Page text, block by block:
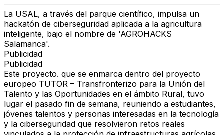
La USAL, a través del parque científico, impulsa un
hackatón de ciberseguridad aplicada a la agricultura
inteligente, bajo el nombre de 'AGROHACKS
Salamanca'.
Publicidad
Publicidad
Este proyecto. que se enmarca dentro del proyecto
europeo TUTOR – Transfronterizo para la Unión del
Talento y las Oportunidades en el ámbito Rural, tuvo
lugar el pasado fin de semana, reuniendo a estudiantes,
jóvenes talentos y personas interesadas en la tecnología
y la ciberseguridad que resolvieron retos reales